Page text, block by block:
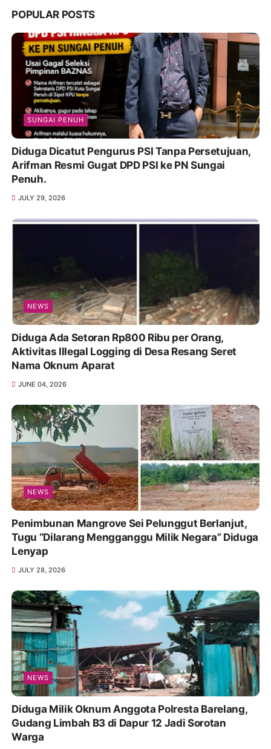
POPULAR POSTS
SUNGAI PENUH
Diduga Dicatut Pengurus PSI Tanpa Persetujuan,
Arifman Resmi Gugat DPD PSI ke PN Sungai
Penuh.
JULY 29, 2026
NEWS
Diduga Ada Setoran Rp800 Ribu per Orang,
Aktivitas Illegal Logging di Desa Resang Seret
Nama Oknum Aparat
JUNE 04, 2026
NEWS
Penimbunan Mangrove Sei Pelunggut Berlanjut,
Tugu “Dilarang Mengganggu Milik Negara” Diduga
Lenyap
JULY 28, 2026
NEWS
Diduga Milik Oknum Anggota Polresta Barelang,
Gudang Limbah B3 di Dapur 12 Jadi Sorotan
Warga